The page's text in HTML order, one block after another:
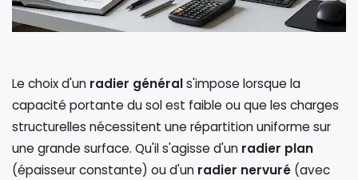
Le choix d'un radier générals'impose lorsque la
capacité portante du sol est faible ou que les charges
structurelles nécessitent une répartition uniforme sur
une grande surface. Qu'il s'agisse d'un radier plan
(épaisseur constante) ou d'un radier nervuré (avec